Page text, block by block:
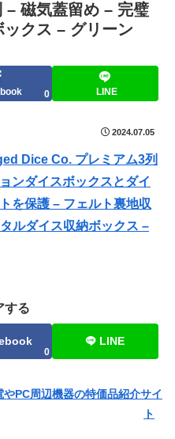
– 磁気蓋留め – 完璧
クス – グリーン
0 LINE
2024.07.05
Dice Co. プレミアム3列
ンダイスボックスとダイ
を保護 – フェルト裏地収
ルダイス収納ボックス –
する
0
LINE
やPC周辺機器の特価品紹介サイ
ト